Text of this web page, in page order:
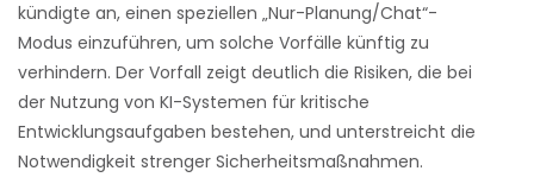
kündigte an, einen speziellen „Nur-Planung/Chat“-
Modus einzuführen, um solche Vorfälle künftig zu
verhindern. Der Vorfall zeigt deutlich die Risiken, die bei
der Nutzung von KI-Systemen für kritische
Entwicklungsaufgaben bestehen, und unterstreicht die
Notwendigkeit strenger Sicherheitsmaßnahmen.